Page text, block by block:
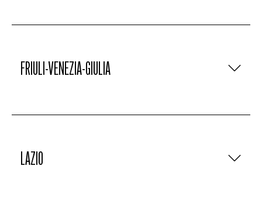
FRIULI-VENEZIA-GIULIA
LAZIO